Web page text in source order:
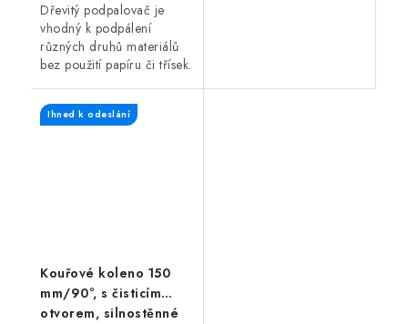
Dřevitý podpalovač je
vhodný k podpálení
různých druhů materiálů
bez použití papíru či třísek.
podpalování grilů,
venkovních ohnišť, kamen
Kouřové koleno 150
mm/90°, s čisticím
otvorem, silnostěnné
Ihned k odeslání